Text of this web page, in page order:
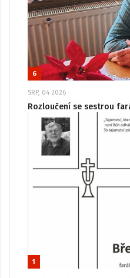
6
SRP, 04 2026
Rozloučení se sestrou
1